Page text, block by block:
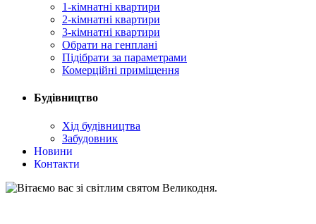
1-кімнатні квартири
2-кімнатні квартири
3-кімнатні квартири
Обрати на генплані
Підібрати за параметрами
Комерційні приміщення
Будівництво
Хід будівництва
Забудовник
Новини
Контакти